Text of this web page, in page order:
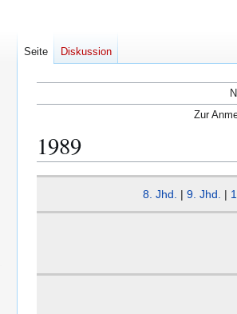
Zur
1989
8. Jhd. | 9. Jhd. |
Seite Diskussion